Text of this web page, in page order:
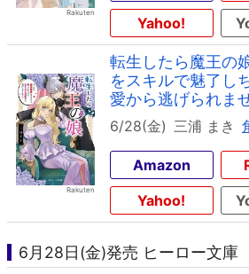
Yahoo!
転生したら魔王の
をスキルで魅了し
愛から逃げられま
6/28(金) 三浦 まき
Amazon
Yahoo!
6月28日(金)発売 ヒーロー文庫